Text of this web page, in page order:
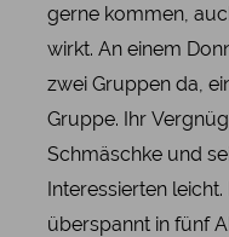
gerne kommen,
wirkt. An einem
zwei Gruppen da,
Gruppe. Ihr
Schmäschke und
Interessierten
überspannt in fünf